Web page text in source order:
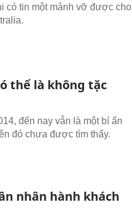
có tin một mảnh vỡ được cho
thể là không tặc
đến nay vẫn là một bí ẩn
đó chưa được tìm thấy.
nhân hành khách